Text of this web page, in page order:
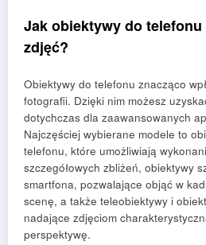
Jak obiektywy do
zdjęć?
Obiektywy do telefonu znacząco
fotografii. Dzięki nim możesz
dotychczas dla zaawansowanych
Najczęściej wybierane modele to
telefonu, które umożliwiają
szczegółowych zbliżeń, obiektywy
smartfona, pozwalające objąć w
scenę, a także teleobiektywy i
nadające zdjęciom
perspektywę.